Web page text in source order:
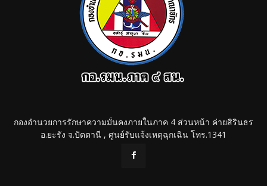
กองอำนวยการรักษาความมั่นคงภายในภาค 4 ส่วนหน้า ค่ายสิรินธร
อ.ยะรัง จ.ปัตตานี , ศูนย์รับแจ้งเหตุฉุกเฉิน โทร.1341